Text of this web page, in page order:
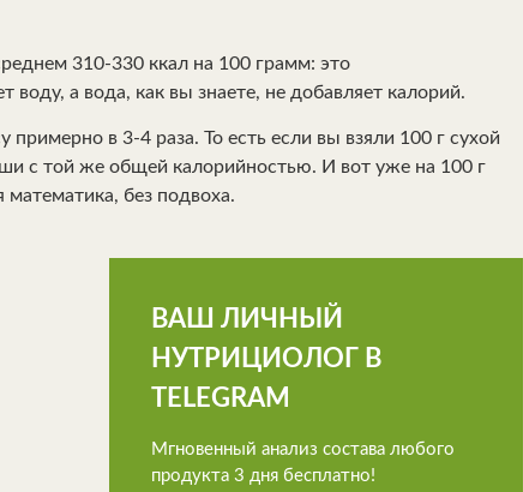
310-330 ккал на 100 грамм: это
а вода, как вы знаете, не добавляет калорий.
в 3-4 раза. То есть если вы взяли 100 г сухой
с той же общей калорийностью. И вот уже на 100 г
без подвоха.
ВАШ ЛИЧНЫЙ
НУТРИЦИОЛОГ В
TELEGRAM
Мгновенный анализ состава любого
продукта 3 дня бесплатно!